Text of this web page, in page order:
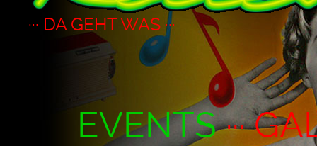
··· DA GEHT WAS ···
EVENTS···